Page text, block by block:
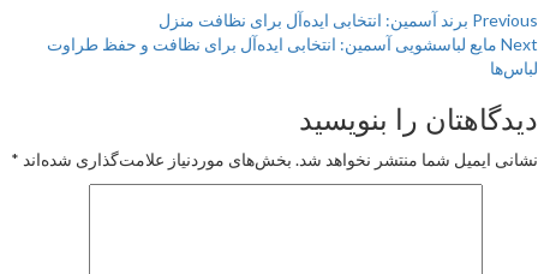
Continue
Reading
Previous برند آسمین: انتخابی ایده‌آل برای نظافت منزل
Next مایع لباسشویی آسمین: انتخابی ایده‌آل برای نظافت و حفظ طراوت
لباس‌ها
دیدگاهتان را بنویسید
نشانی ایمیل شما منتشر نخواهد شد. بخش‌های موردنیاز علامت‌گذاری شده‌اند *